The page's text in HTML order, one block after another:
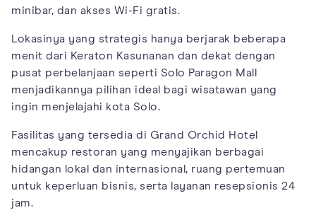
minibar, dan akses Wi-Fi gratis.
Lokasinya yang strategis hanya berjarak beberapa
menit dari Keraton Kasunanan dan dekat dengan
pusat perbelanjaan seperti Solo Paragon Mall
menjadikannya pilihan ideal bagi wisatawan yang
ingin menjelajahi kota Solo.
Fasilitas yang tersedia di Grand Orchid Hotel
mencakup restoran yang menyajikan berbagai
hidangan lokal dan internasional, ruang pertemuan
untuk keperluan bisnis, serta layanan resepsionis 24
jam.